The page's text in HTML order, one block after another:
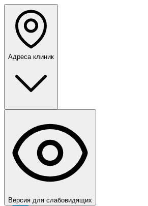
Адреса клиник
Версия для слабовидящих